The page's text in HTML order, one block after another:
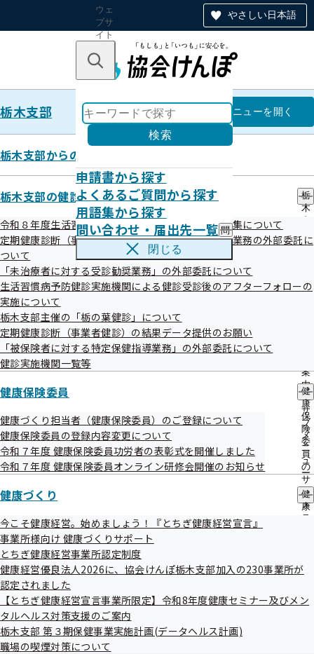
やさしい日本語
ウェ
ブサ
イト
のナ
ン
キーワードで探す
検索
申請書から探す
よくあるご質問から探す
用語集から探す
問い合わせ・届出先一覧 問
い
わ
・
先
一
覧
の
ニ
閉じる
栃木支部 栃木支部
メニューを開く
栃木支部からのお知らせ
栃木支部の健診・保健指導のご案内
栃
木
部
の
・
案
内
の
サ
ブ
メ
ニ
ュ
ー
令和８年度生活習慣病予防健診等実施機関の新規募集について
定期健康診断（事業者健診）の結果データ提供勧奨業務の外部委託に
ついて
「未治療者に対する受診勧奨業務」の外部委託について
生活習慣病予防健診実施機関による健診受診後のアフターフォローの
実施について
栃木支部主催の「栃の葉健診」について
定期健康診断（事業者健診）の結果データ提供のお願い
「被保険者に対する特定保健指導業務」の外部委託について
健診実施機関一覧等
健康保険委員
健
康
保
険
委
員
の
サ
ブ
メ
ニ
健康づくり担当者（健康保険委員）のご登録について
健康保険委員の登録内容変更について
令和７年度 健康保険委員功労者の表彰式を開催しました
令和７年度 健康保険委員オンライン研修会開催のお知らせ
健康づくり
健
康
サ
メ
ニ
今こそ健康経営。始めましょう！『とちぎ健康経営宣言』
事業所様向け 健康づくりサポート
とちぎ健康経営事業所認定制度
健康経営優良法人2026に、協会けんぽ栃木支部加入の230事業所が
認定されました
【とちぎ健康経営宣言事業所限定】令和8年度健康セミナー及びメン
タルヘルス対策支援のご案内
栃木支部 第３期保健事業実施計画(データヘルス計画)
職場の喫煙対策について
令和4年度 第2回栃木支部評議会
資料
令和４年10月18日（火）に第２回全国健康保険協会栃木支
部評議会を開催いたしました。
評議会の資料につきましては、次をご参照ください。
令和4年度 第2回栃木支部評議会 資料
第２回全国健康保険協会栃木支部評議会議事次第
資料1 令和５年度保険料率について
資料2 保険者努力重点支援プロジェクトの実施について
資料3 令和５年度栃木支部事業計画及び栃木支部保険者
機能強化予算について
資料4 更なる保健事業の充実について
資料5 その他（報告事項）
評議会配布資料等については、当時の資料番号・日付が
記載されている場合があります。ご了承ください。